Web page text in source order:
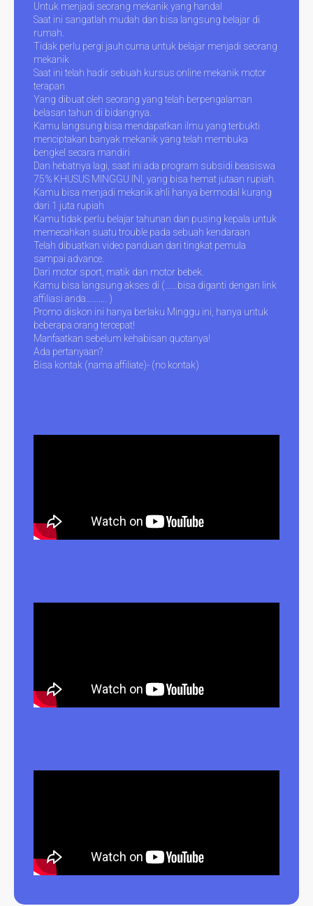
Untuk menjadi seorang mekanik yang handal
Saat ini sangatlah mudah dan bisa langsung belajar di
rumah.
Tidak perlu pergi jauh cuma untuk belajar menjadi seorang
mekanik
Saat ini telah hadir sebuah kursus online mekanik motor
terapan
Yang dibuat oleh seorang yang telah berpengalaman
belasan tahun di bidangnya.
Kamu langsung bisa mendapatkan ilmu yang terbukti
menciptakan banyak mekanik yang telah membuka
bengkel secara mandiri
Dan hebatnya lagi, saat ini ada program subsidi beasiswa
75% KHUSUS MINGGU INI, yang bisa hemat jutaan rupiah.
Kamu bisa menjadi mekanik ahli hanya bermodal kurang
dari 1 juta rupiah
Kamu tidak perlu belajar tahunan dan pusing kepala untuk
memecahkan suatu trouble pada sebuah kendaraan
Telah dibuatkan video panduan dari tingkat pemula
sampai advance.
Dari motor sport, matik dan motor bebek.
Kamu bisa langsung akses di (……bisa diganti dengan link
affiliasi anda………. )
Promo diskon ini hanya berlaku Minggu ini, hanya untuk
beberapa orang tercepat!
Manfaatkan sebelum kehabisan quotanya!
Ada pertanyaan?
Bisa kontak (nama affiliate)- (no kontak)